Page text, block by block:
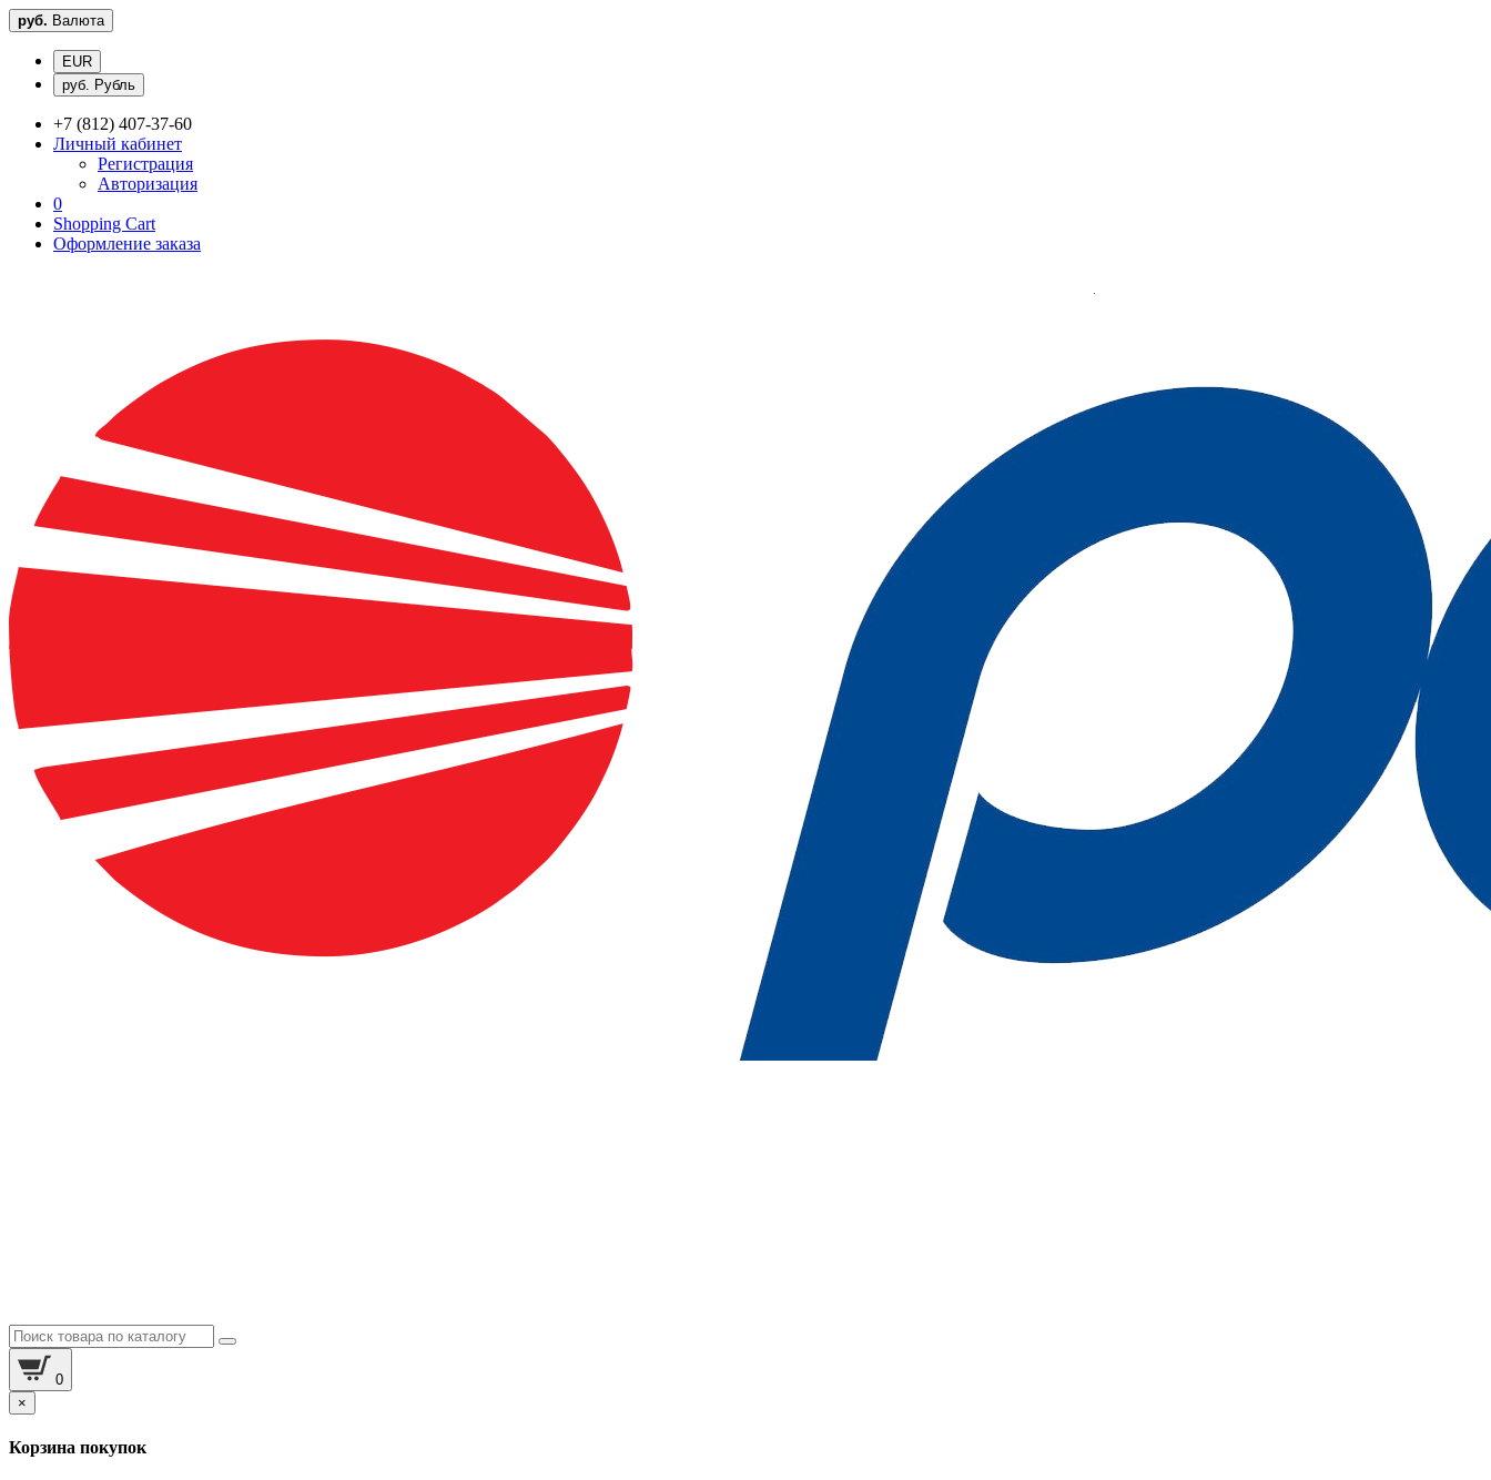
руб. Валюта
EUR
руб. Рубль
+7 (812) 407-37-60
Личный кабинет
Регистрация
Авторизация
0
Shopping Cart
Оформление заказа
0
×
Корзина покупок